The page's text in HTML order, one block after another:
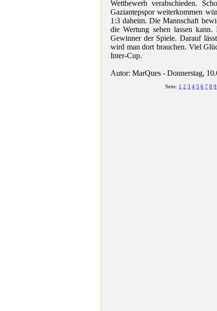
Wettbewerb verabschieden.
Gaziantepspor weiterkommen
1:3 daheim. Die Mannschaft
die Wertung sehen lassen
Gewinner der Spiele. Darauf
wird man dort brauchen. Viel
Inter-Cup.
Autor: MarQues - Donnerstag,
Seite: 1 2 3 4 5 6 7 8 9